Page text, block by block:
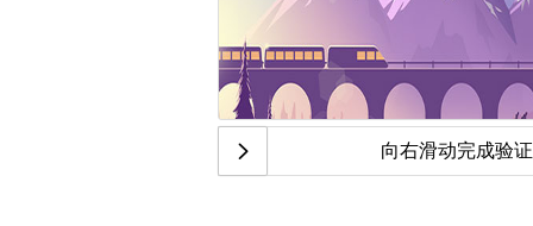
向右滑动完成验证